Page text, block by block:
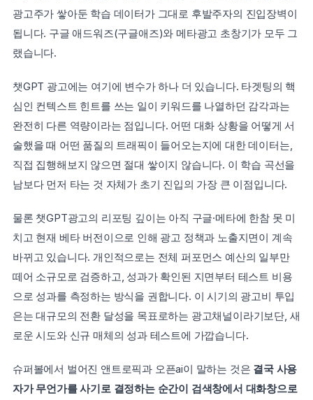
광고주가 쌓아둔 학습 데이터가 그대로 후발주자의 진입장벽이
됩니다. 구글 애드워즈(구글애즈)와 메타광고 초창기가 모두 그
랬습니다.
챗GPT 광고에는 여기에 변수가 하나 더 있습니다. 타겟팅의 핵
심인 컨텍스트 힌트를 쓰는 일이 키워드를 나열하던 감각과는
완전히 다른 역량이라는 점입니다. 어떤 대화 상황을 어떻게 서
술했을 때 어떤 품질의 트래픽이 들어오는지에 대한 데이터는,
직접 집행해보지 않으면 절대 쌓이지 않습니다. 이 학습 곡선을
남보다 먼저 타는 것 자체가 초기 진입의 가장 큰 이점입니다.
물론 챗GPT광고의 리포팅 깊이는 아직 구글·메타에 한참 못 미
치고 현재 베타 버전이으로 인해 광고 정책과 노출지면이 계속
바뀌고 있습니다. 개인적으로는 전체 퍼포먼스 예산의 일부만
떼어 소규모로 검증하고, 성과가 확인된 지면부터 테스트 비용
으로 성과를 측정하는 방식을 권합니다. 이 시기의 광고비 투입
은는 대규모의 전환 달성을 목표로하는 광고채널이라기보단, 새
로운 시도와 신규 매체의 성과 테스트에 가깝습니다.
슈퍼볼에서 벌어진 앤트로픽과 오픈ai이 말하는 것은 결국 사용
자가 무언가를 사기로 결정하는 순간이 검색창에서 대화창으로